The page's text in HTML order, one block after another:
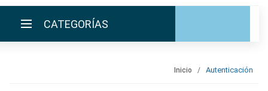
CATEGORÍAS
Inicio Autenticación